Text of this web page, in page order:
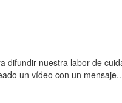
difundir nuestra labor de
un vídeo con un